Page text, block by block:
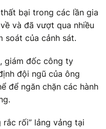
bại trong các lần gia
và đã vượt qua nhiều
soát của cảnh sát.
giám đốc công ty
đội ngũ của ông
để ngăn chặn các hành
rắc rối” lảng vảng tại